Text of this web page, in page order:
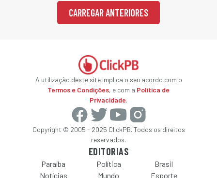
CARREGAR ANTERIORES
A utilização deste site implica o seu acordo com o
Termos e Condições, e com a Política de
Privacidade.
Copyright © 2005 - 2025 ClickPB. Todos os direitos
reservados.
EDITORIAS
Paraíba Política
Brasil
Notícias
Mundo Esporte